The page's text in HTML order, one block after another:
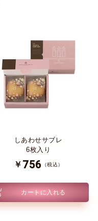
しあわせサブレ
6枚入り
￥ 756 （税込）
カートに入れる